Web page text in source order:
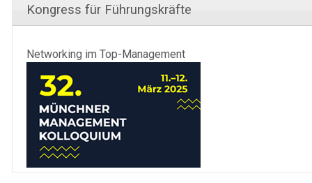
Kongress für Führungskräfte
Networking im Top-Management